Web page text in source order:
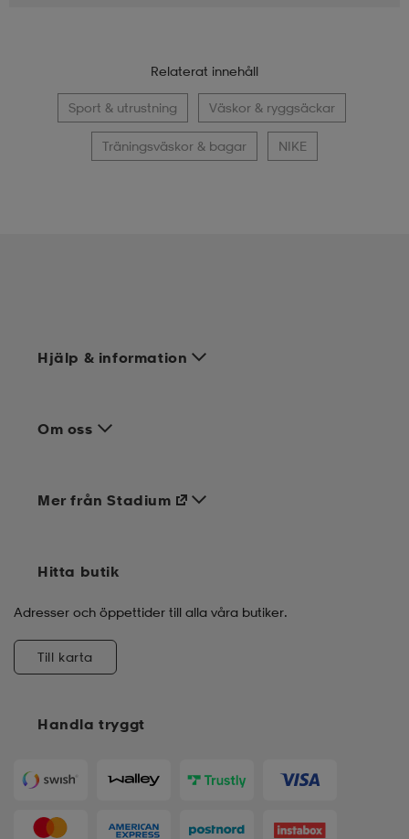
Relaterat innehåll
Sport & utrustning Väskor & ryggsäckar
Träningsväskor & bagar NIKE
Hjälp & information
Om oss
Handla tryggt
Mer från Stadium
Hitta butik
Adresser och öppettider till alla våra butiker.
Till karta